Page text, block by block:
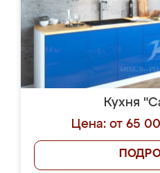
Кухня
Цена: от 65